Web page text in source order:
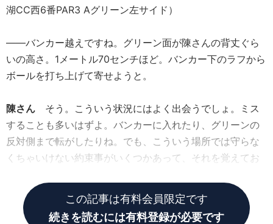
湖CC西6番PAR3 Aグリーン左サイド）
――バンカー越えですね。グリーン面が陳さんの背丈ぐら
いの高さ。1メートル70センチほど。バンカー下のラフから
ボールを打ち上げて寄せようと。
陳さん そう。こういう状況にはよく出会うでしょ。ミス
することも多いはずよ。バンカーに入れたり、グリーンの
反対側まで転がしたりね。でも、こういう場所では守らな
くちゃいけない約束事がいくつかあって、それを覚えてお
この記事は有料会員限定です
続きを読むには有料登録が必要です